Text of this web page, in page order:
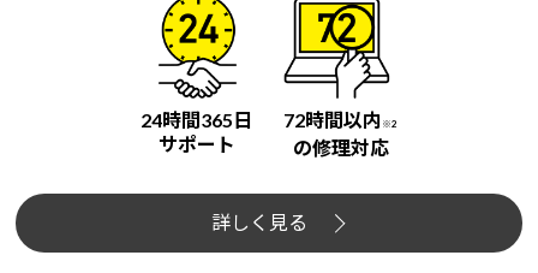
24時間365日
サポート
72時間以内 ※2
の修理対応
詳しく見る